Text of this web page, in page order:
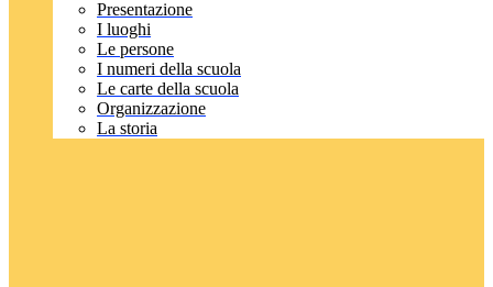
Presentazione
I luoghi
Le persone
I numeri della scuola
Le carte della scuola
Organizzazione
La storia